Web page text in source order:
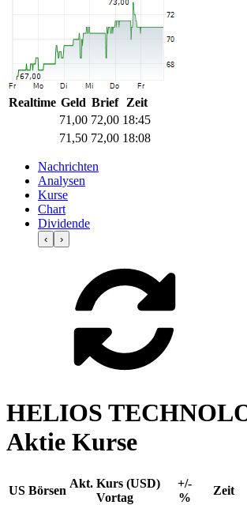
Realtime Geld Brief
Zeit
71,00 72,00 18:45
71,50 72,00 18:08
Nachrichten
Analysen
Kurse
Chart
Dividende
‹ ›
HELIOS
Aktie Kurse
US Börsen
Akt. Kurs (USD)
Vortag
+/-
%
Zeit